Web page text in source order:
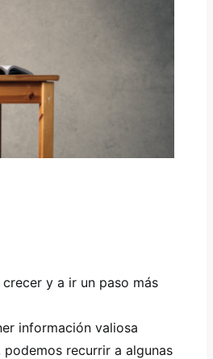
y a ir un paso más
información valiosa
recurrir a algunas